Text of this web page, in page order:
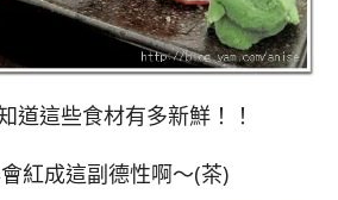
道這些食材有多新鮮！！
紅成這副德性啊～(茶)